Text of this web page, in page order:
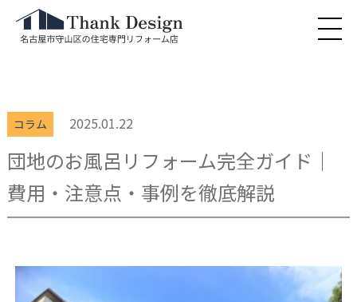
コラム 2025.01.22
団地のお風呂リフォーム完全ガイド｜
費用・注意点・事例を徹底解説